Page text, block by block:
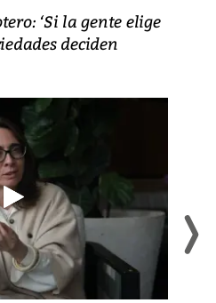
‘Si la gente elige
deciden